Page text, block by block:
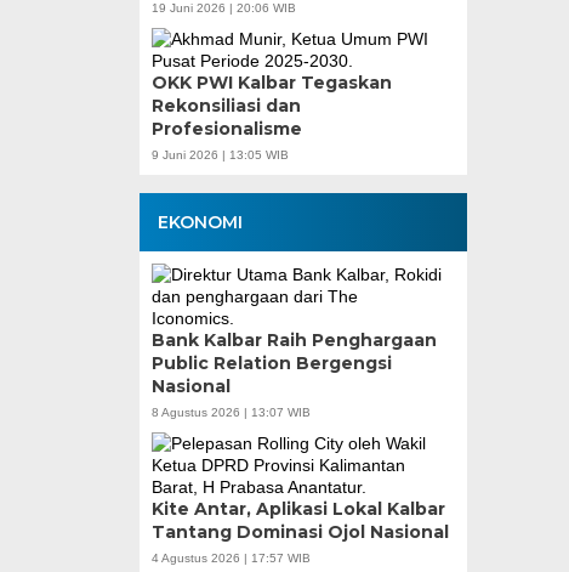
19 Juni 2026 | 20:06 WIB
OKK PWI Kalbar Tegaskan
Rekonsiliasi dan
Profesionalisme
9 Juni 2026 | 13:05 WIB
EKONOMI
Bank Kalbar Raih Penghargaan
Public Relation Bergengsi
Nasional
8 Agustus 2026 | 13:07 WIB
Kite Antar, Aplikasi Lokal Kalbar
Tantang Dominasi Ojol Nasional
4 Agustus 2026 | 17:57 WIB